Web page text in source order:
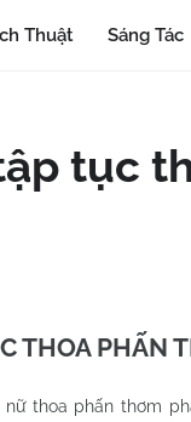
Thuật Sáng Tác
tục
THOA PHẤN
nữ thoa phấn thơm